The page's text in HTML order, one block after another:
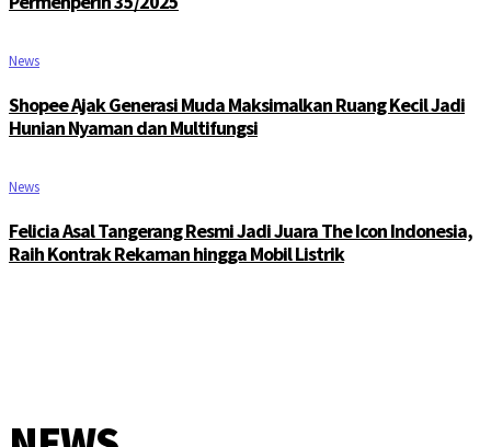
News
Shopee Ajak Generasi Muda Maksimalkan Ruang Kecil Jadi
Hunian Nyaman dan Multifungsi
News
Felicia Asal Tangerang Resmi Jadi Juara The Icon Indonesia,
Raih Kontrak Rekaman hingga Mobil Listrik